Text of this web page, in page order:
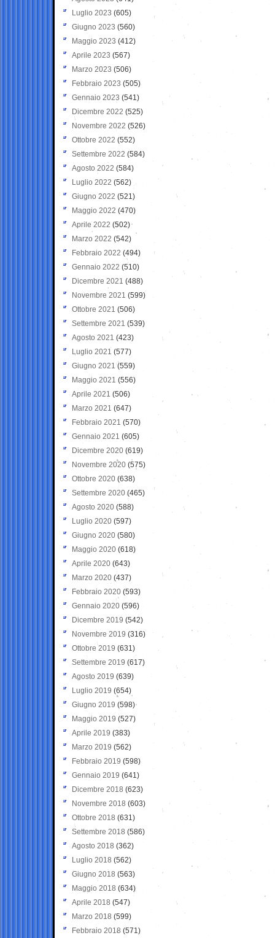
Luglio 2023 (605)
Giugno 2023 (560)
Maggio 2023 (412)
Aprile 2023 (567)
Marzo 2023 (506)
Febbraio 2023 (505)
Gennaio 2023 (541)
Dicembre 2022 (525)
Novembre 2022 (526)
Ottobre 2022 (552)
Settembre 2022 (584)
Agosto 2022 (584)
Luglio 2022 (562)
Giugno 2022 (521)
Maggio 2022 (470)
Aprile 2022 (502)
Marzo 2022 (542)
Febbraio 2022 (494)
Gennaio 2022 (510)
Dicembre 2021 (488)
Novembre 2021 (599)
Ottobre 2021 (506)
Settembre 2021 (539)
Agosto 2021 (423)
Luglio 2021 (577)
Giugno 2021(559)
Maggio 2021 (556)
Aprile 2021 (506)
Marzo 2021 (647)
Febbraio 2021 (570)
Gennaio 2021 (605)
Dicembre 2020 (619)
Novembre 2020 (575)
Ottobre 2020 (638)
Settembre 2020(465)
Agosto 2020 (588)
Luglio 2020 (597)
Giugno 2020 (580)
Maggio 2020 (618)
Aprile 2020 (643)
Marzo 2020 (437)
Febbraio 2020 (593)
Gennaio 2020 (596)
Dicembre 2019 (542)
Novembre 2019 (316)
Ottobre 2019 (631)
Settembre 2019 (617)
Agosto 2019 (639)
Luglio 2019 (654)
Giugno 2019 (598)
Maggio 2019 (527)
Aprile 2019 (383)
Marzo 2019 (562)
Febbraio 2019 (598)
Gennaio 2019 (641)
Dicembre 2018 (623)
Novembre 2018 (603)
Ottobre 2018 (631)
Settembre 2018 (586)
Agosto 2018 (362)
Luglio 2018 (562)
Giugno 2018 (563)
Maggio 2018 (634)
Aprile 2018 (547)
Marzo 2018 (599)
Febbraio 2018 (571)